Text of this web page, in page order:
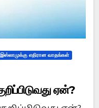
இஸ்லாமுக்கு எதிரான வாதங்கள்
ஏன்?